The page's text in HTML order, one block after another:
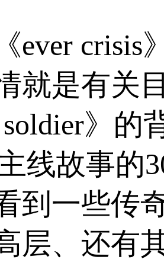
crisis
就是有关
》的
线故事的
到一些传
层、还有